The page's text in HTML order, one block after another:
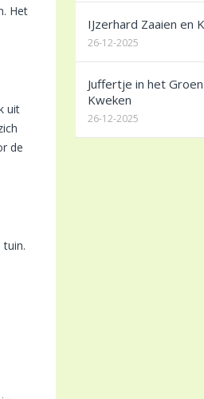
Het
uit
de
tuin.
IJzerhard Zaaien en
26-12-2025
Juffertje in het
Kweken
26-12-2025